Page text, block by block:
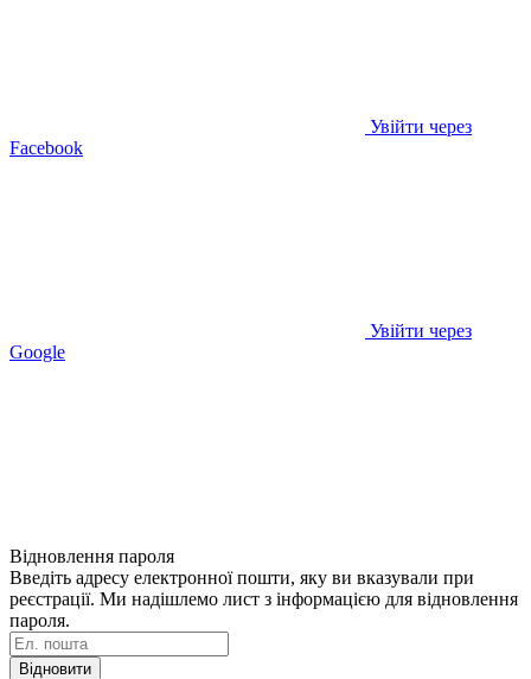
Увійти через
Facebook
Увійти через
Google
Відновлення пароля
Введіть адресу електронної пошти, яку ви вказували при
реєстрації. Ми надішлемо лист з інформацією для відновлення
пароля.
Відновити